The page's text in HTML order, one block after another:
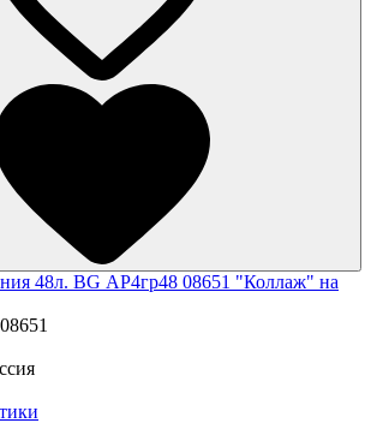
48л. BG АР4гр48 08651 "Коллаж" на